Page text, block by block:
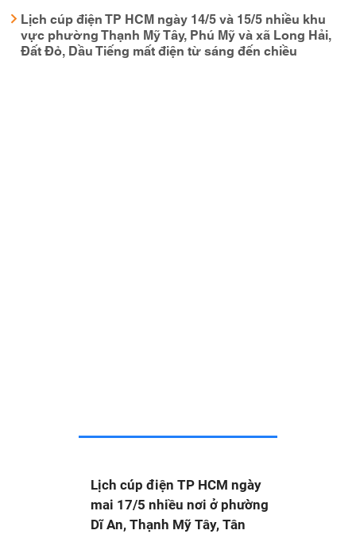
Lịch cúp điện TP HCM ngày 14/5 và 15/5 nhiều khu
vực phường Thạnh Mỹ Tây, Phú Mỹ và xã Long Hải,
Đất Đỏ, Dầu Tiếng mất điện từ sáng đến chiều
Lịch cúp điện TP HCM ngày
mai 17/5 nhiều nơi ở phường
Dĩ An, Thạnh Mỹ Tây, Tân